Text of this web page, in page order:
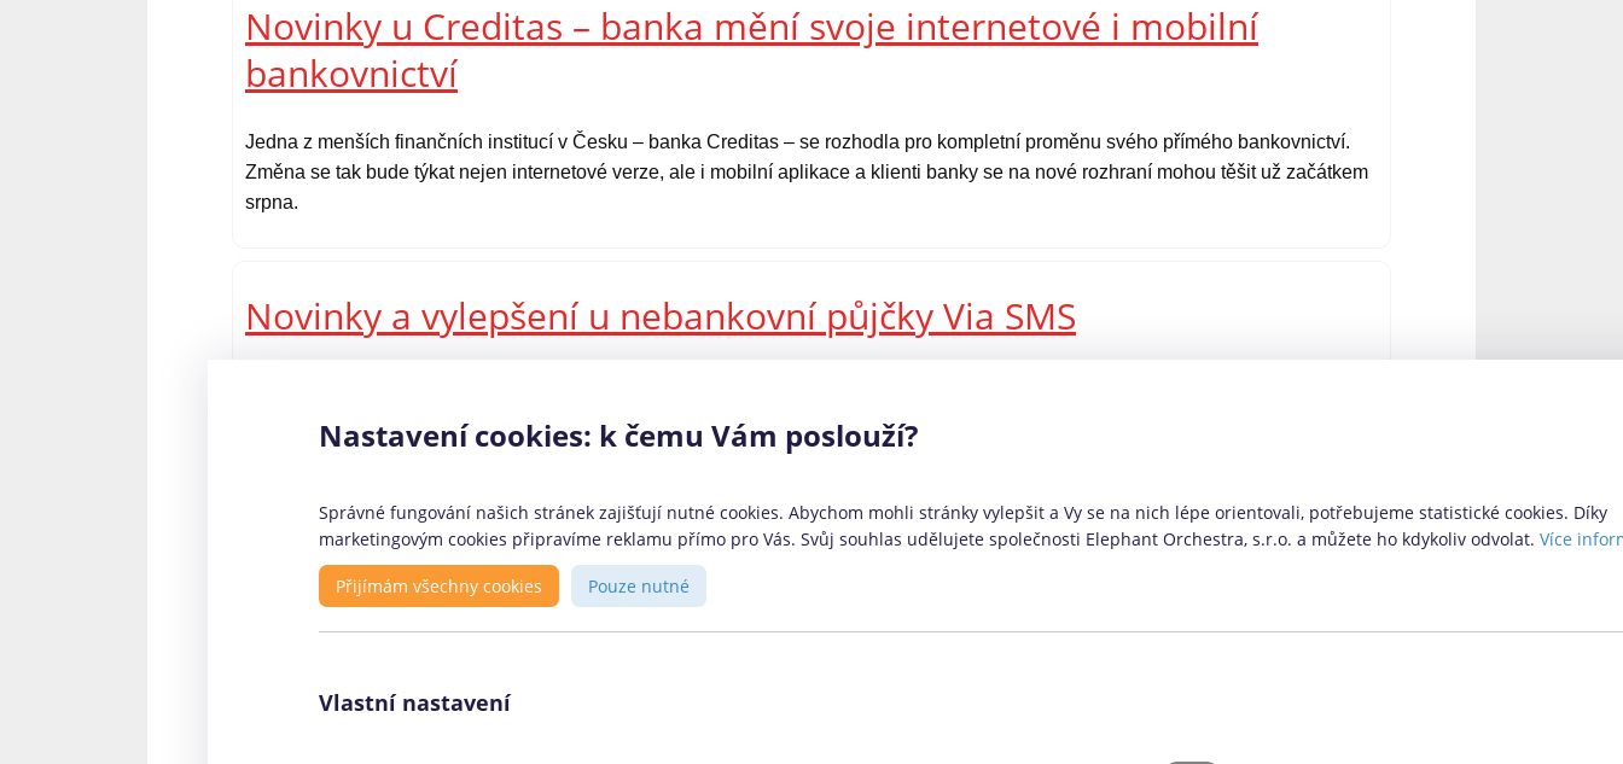
Novinky u Creditas – banka mění svoje internetové i mobilní
bankovnictví
Jedna z menších finančních institucí v Česku – banka Creditas – se rozhodla pro kompletní proměnu svého přímého bankovnictví.
Změna se tak bude týkat nejen internetové verze, ale i mobilní aplikace a klienti banky se na nové rozhraní mohou těšit už začátkem
srpna.
Novinky a vylepšení u nebankovní půjčky Via SMS
kteří potřebují půjčit vyšší částku nebo preferují větší volnost při způsobu splácení. Jaké konkrétní novinky si pro nás provozovatel
Rychlé odkazy Provozovatel
Nastavení cookies: k čemu Vám poslouží?
Správné fungování našich stránek zajišťují nutné cookies. Abychom mohli stránky vylepšit a Vy se na nich lépe orientovali, potřebujeme statistické cookies. Díky
marketingovým cookies připravíme reklamu přímo pro Vás. Svůj souhlas udělujete společnosti Elephant Orchestra, s.r.o. a můžete ho kdykoliv odvolat. Více
Přijímám všechny cookies Pouze nutné
Vlastní nastavení